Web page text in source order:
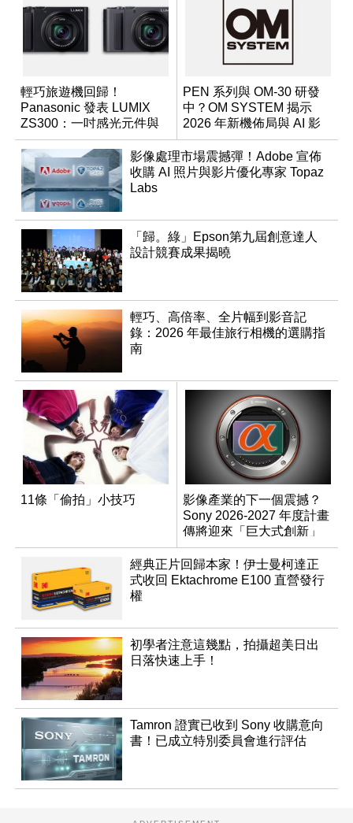
輕巧旅遊機回歸！
Panasonic 發表 LUMIX
ZS300：一吋感光元件與
15 倍光學變焦
PEN 系列與 OM-30 研發
中？OM SYSTEM 揭示
2026 年新機佈局與 AI 影
像藍圖
影像處理市場震撼彈！Adobe 宣佈
收購 AI 照片與影片優化專家 Topaz
Labs
「歸。綠」Epson第九屆創意達人
設計競賽成果揭曉
輕巧、高倍率、全片幅到影音記
錄：2026 年最佳旅行相機的選購指
南
11條「偷拍」小技巧
影像產業的下一個震撼？
Sony 2026-2027 年度計畫
傳將迎來「巨大式創新」
經典正片回歸本家！伊士曼柯達正
式收回 Ektachrome E100 直營發行
權
初學者注意這幾點，拍攝超美日出
日落快速上手！
Tamron 證實已收到 Sony 收購意向
書！已成立特別委員會進行評估